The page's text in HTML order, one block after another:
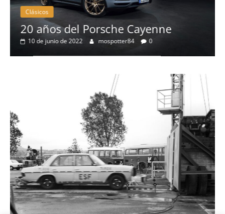
Clásicos
20 años del Porsche Cayenne
10 de junio de 2022 mospotter84 0